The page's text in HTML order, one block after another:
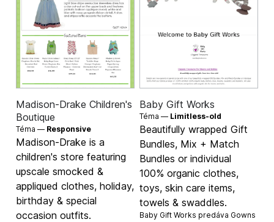
Madison-Drake Children's
Boutique
Téma — Responsive
Madison-Drake is a
children's store featuring
upscale smocked &
appliqued clothes, holiday,
birthday & special
occasion outfits.
Baby Gift Works
Téma — Limitless-old
Beautifully wrapped Gift
Bundles, Mix + Match
Bundles or individual
100% organic clothes,
toys, skin care items,
towels & swaddles.
Baby Gift Works predáva Gowns